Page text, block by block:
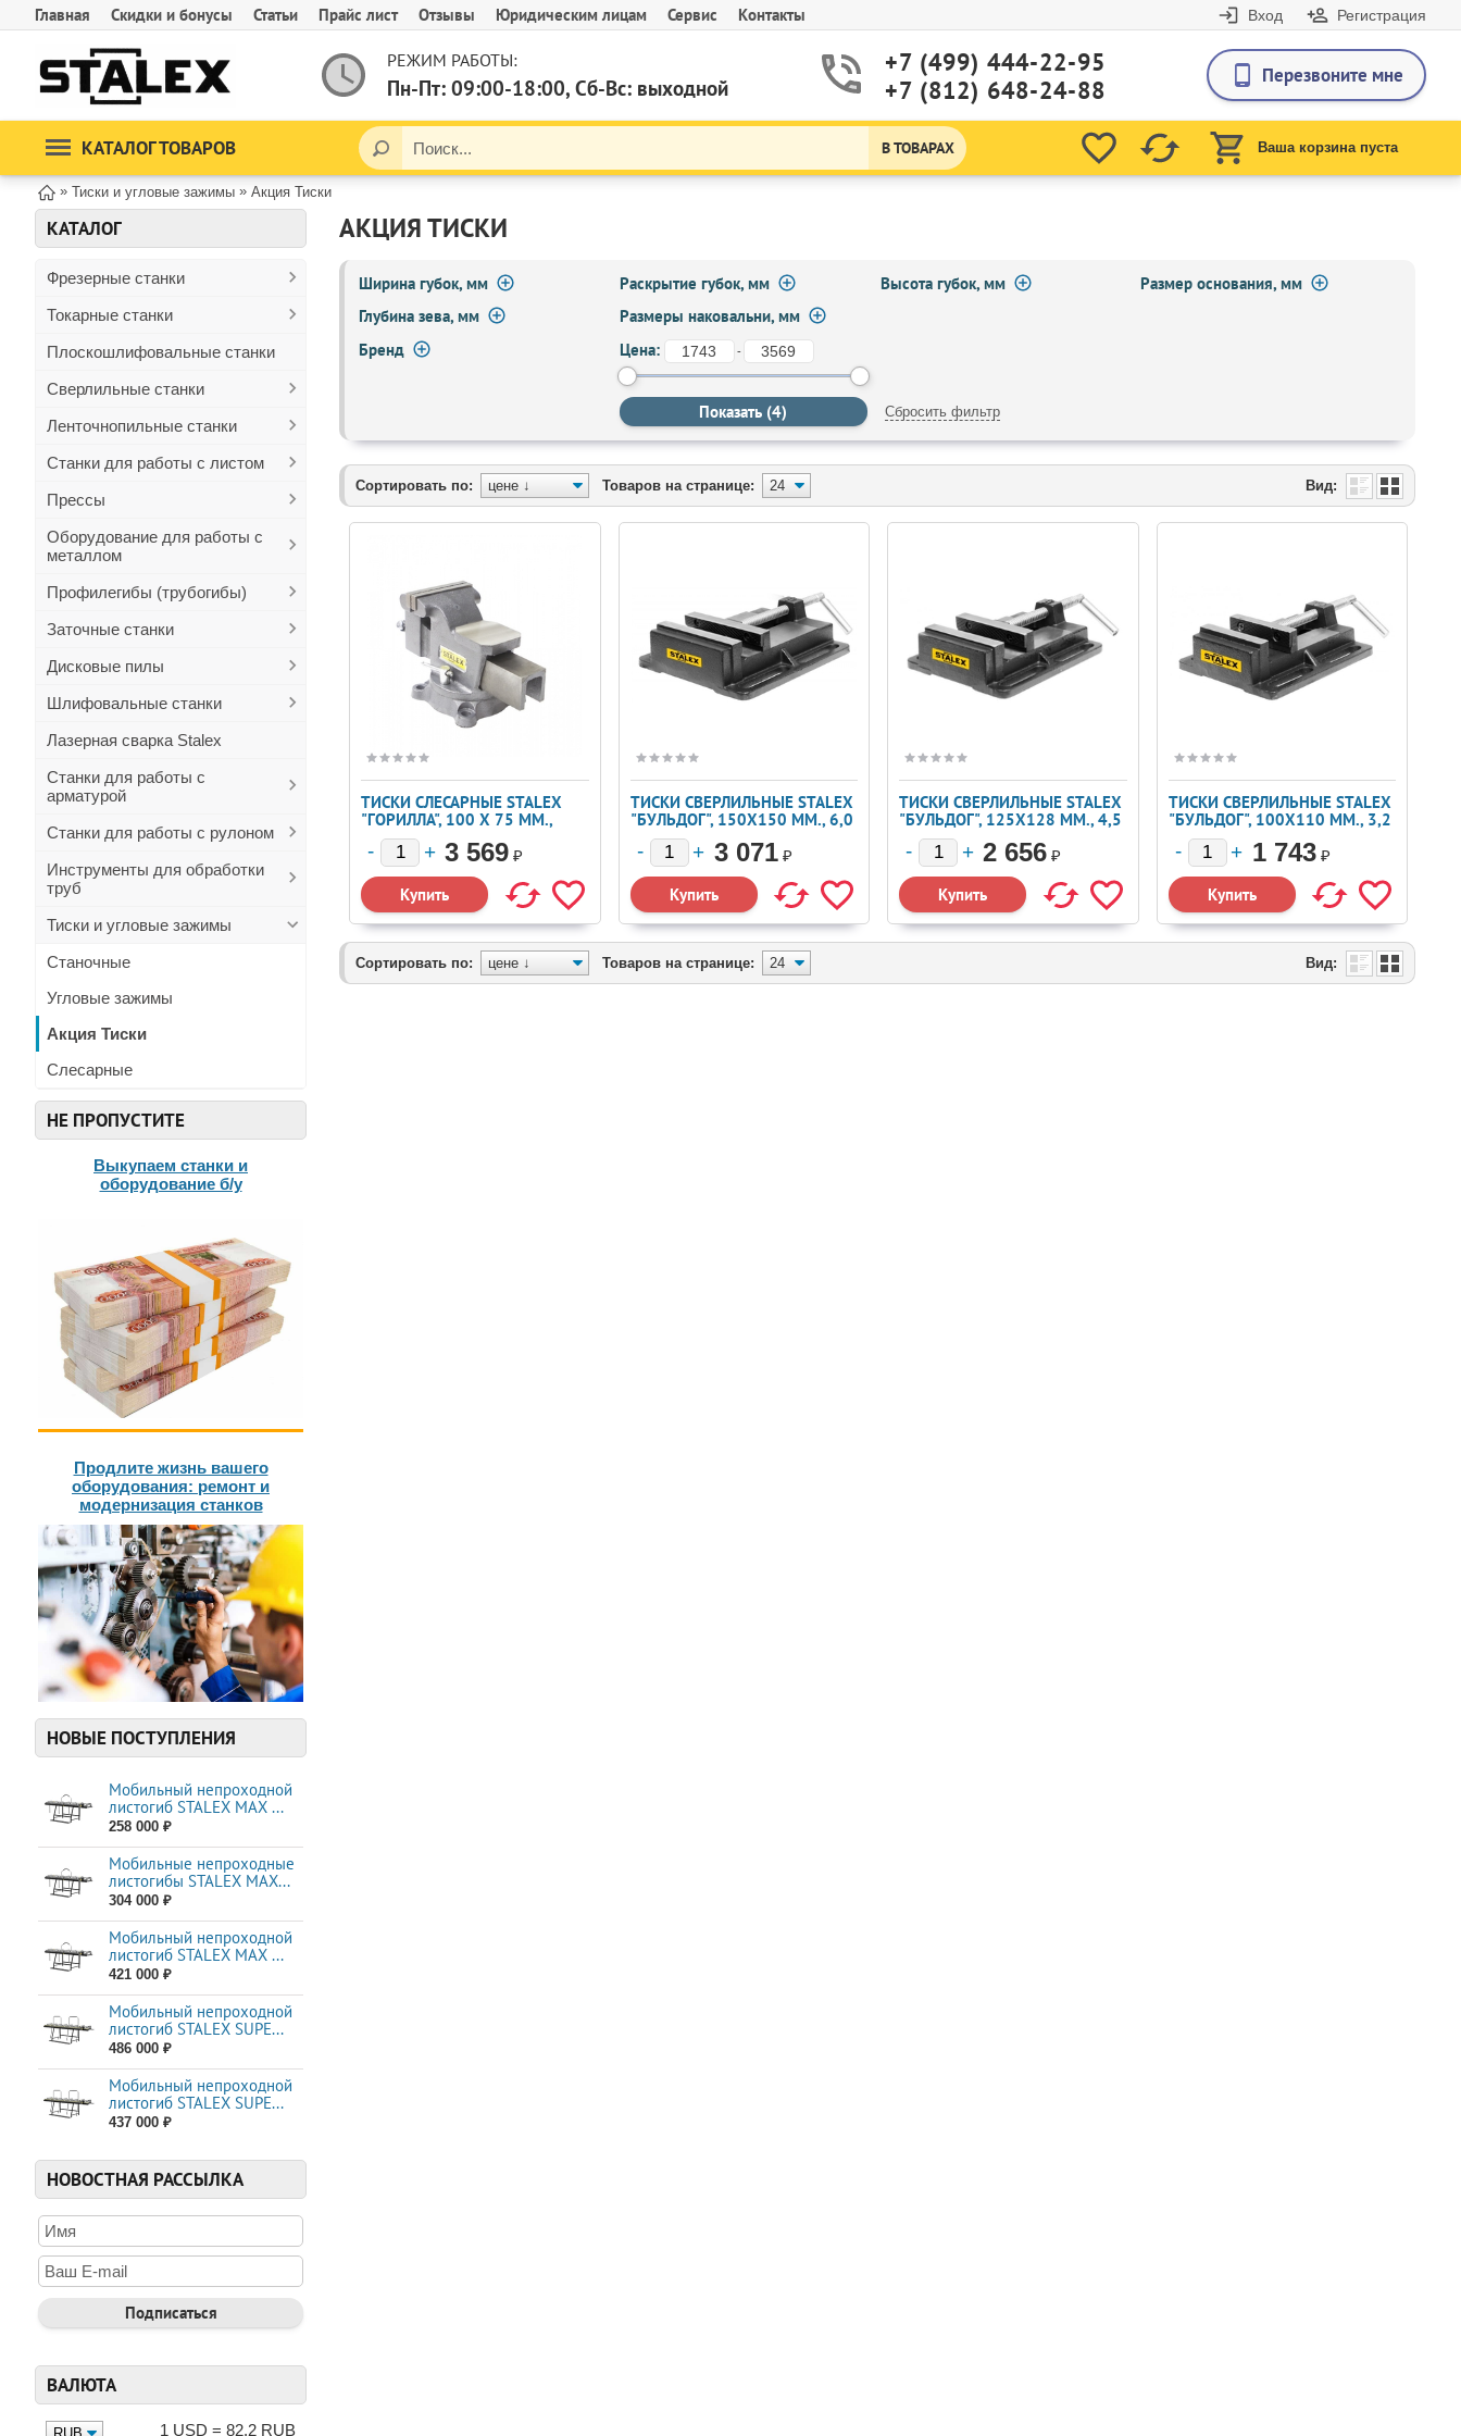
Главная Скидки и бонусы Статьи Прайс лист Отзывы Юридическим лицам Сервис Контакты Вход Регистрация
РЕЖИМ РАБОТЫ:
Пн-Пт: 09:00-18:00, Сб-Вс: выходной
+7 (499) 444-22-95
+7 (812) 648-24-88
Перезвоните мне
КАТАЛОГ ТОВАРОВ Ваша корзина пуста
В ТОВАРАХ
» Тиски и угловые зажимы » Акция Тиски
КАТАЛОГ
Фрезерные станки
Токарные станки
Плоскошлифовальные станки
Сверлильные станки
Ленточнопильные станки
Станки для работы с листом
Прессы
Оборудование для работы с
металлом
Профилегибы (трубогибы)
Заточные станки
Дисковые пилы
Шлифовальные станки
Лазерная сварка Stalex
Станки для работы с
арматурой
Станки для работы с рулоном
Инструменты для обработки
труб
Тиски и угловые зажимы
Станочные
Угловые зажимы
Акция Тиски
Слесарные
НЕ ПРОПУСТИТЕ
Выкупаем станки и
оборудование б/у
Продлите жизнь вашего
оборудования: ремонт и
модернизация станков
НОВЫЕ ПОСТУПЛЕНИЯ
Мобильный непроходной
листогиб STALEX MAX ...
258 000 ₽
Мобильные непроходные
листогибы STALEX МАХ...
304 000 ₽
Мобильный непроходной
листогиб STALEX MAX ...
421 000 ₽
Мобильный непроходной
листогиб STALEX SUPE...
486 000 ₽
Мобильный непроходной
листогиб STALEX SUPE...
437 000 ₽
НОВОСТНАЯ РАССЫЛКА
ВАЛЮТА
1 USD = 82.2 RUB
АКЦИЯ ТИСКИ
Ширина губок, мм Раскрытие губок, мм Высота губок, мм
Размер основания, мм
Глубина зева, мм
Размеры наковальни, мм
Бренд
Цена: -
Сбросить фильтр
Сортировать по: Товаров на странице: Вид:
ТИСКИ СЛЕСАРНЫЕ STALEX
"ГОРИЛЛА", 100 Х 75 ММ.,
360°, 7,0 КГ.
3 569 ₽
ТИСКИ СВЕРЛИЛЬНЫЕ STALEX
"БУЛЬДОГ", 150Х150 ММ., 6,0
3 071 ₽
ТИСКИ СВЕРЛИЛЬНЫЕ STALEX
"БУЛЬДОГ", 125Х128 ММ., 4,5
2 656 ₽
ТИСКИ СВЕРЛИЛЬНЫЕ STALEX
"БУЛЬДОГ", 100Х110 ММ., 3,2
1 743 ₽
Сортировать по: Товаров на странице: Вид: